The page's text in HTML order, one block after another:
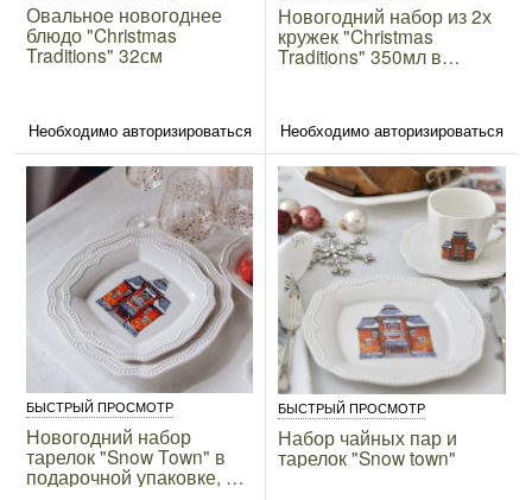
Овальное новогоднее
блюдо "Christmas
Traditions" 32см
Необходимо авторизироваться
Новогодний набор из 2х
кружек "Christmas
Traditions" 350мл в
Необходимо авторизироваться
БЫСТРЫЙ ПРОСМОТР
Новогодний набор
тарелок "Snow Town" в
подарочной упаковке, 2
БЫСТРЫЙ ПРОСМОТР
Набор чайных пар и
тарелок "Snow town"